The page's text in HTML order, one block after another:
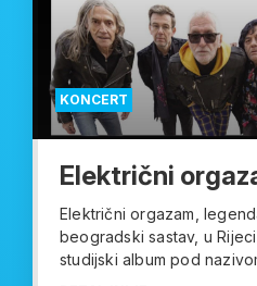
KONCERT
Električni
Električni orgazam,
beogradski sastav, u
studijski album pod